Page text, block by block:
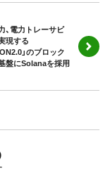
、電力トレーサビ
現する
」のブロック
盤にSolanaを採用